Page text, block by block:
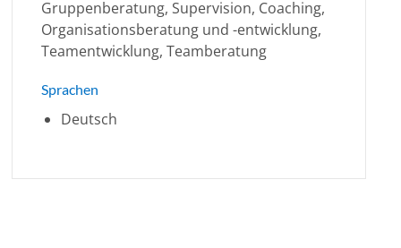
Gruppenberatung, Supervision, Coaching,
Organisationsberatung und -entwicklung,
Teamentwicklung, Teamberatung
Sprachen
Deutsch